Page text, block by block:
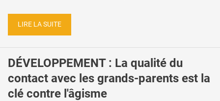
LIRE LA SUITE
DÉVELOPPEMENT : La qualité du
contact avec les grands-parents est la
clé contre l'âgisme